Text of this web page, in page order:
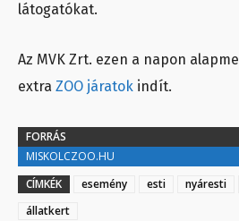
látogatókat.
Az MVK Zrt. ezen a napon
extra ZOO járatok indít.
FORRÁS
MISKOLCZOO.HU
CÍMKÉK
esemény esti nyáresti
állatkert